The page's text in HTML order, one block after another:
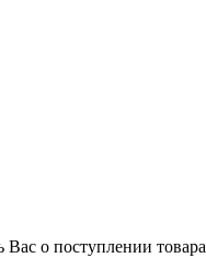
о поступлении товара